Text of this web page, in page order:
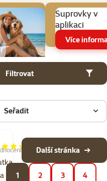
Suprovky v
aplikaci
Více
Filtrovat
Seřadit
pro
počet hodnocení: 3
1 2 3 4
Další stránka